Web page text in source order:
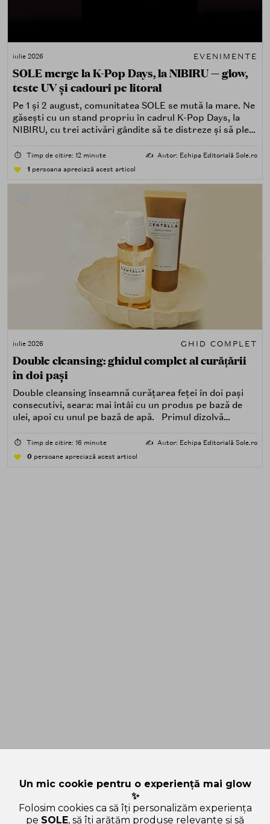
iulie 2026 EVENIMENTE
SOLE merge la K-Pop Days, la NIBIRU — glow,
teste UV și cadouri pe litoral
Pe 1 și 2 august, comunitatea SOLE se mută la mare. Ne
găsești cu un stand propriu în cadrul K-Pop Days, la
NIBIRU, cu trei activări gândite să te distreze și să pleci
⏱️ Timp de citire: 12 minute ✍️ Autor: Echipa Editorială Sole.ro
1 persoana apreciază acest articol
iulie 2026 GHID COMPLET
Double cleansing: ghidul complet al curățării
în doi pași
Double cleansing înseamnă curățarea feței în doi pași
consecutivi, seara: mai întâi cu un produs pe bază de
ulei, apoi cu unul pe bază de apă. Primul dizolvă
poluare. Al doilea îndepărtează impuritățile solubile în
⏱️ Timp de citire: 16 minute ✍️ Autor: Echipa Editorială Sole.ro
0 persoane apreciază acest articol
Un mic cookie pentru o experiență mai glow
✨
Folosim cookies ca să îți personalizăm experiența
pe SOLE, să îți arătăm produse relevante și să